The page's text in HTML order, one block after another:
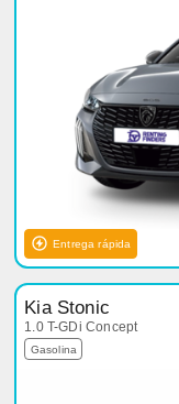
Entrega rápida
Kia Stonic
1.0 T-GDi Concept
Gasolina